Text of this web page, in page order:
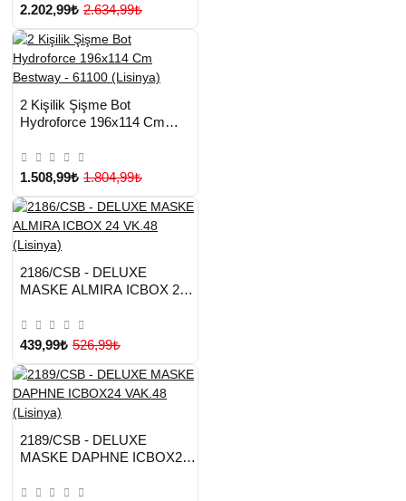
2.202,99₺ 2.634,99₺
TESLİMAT
2 Kişilik Şişme Bot
Hydroforce 196x114 Cm
1.508,99₺ 1.804,99₺
TESLİMAT
2186/CSB - DELUXE
MASKE ALMIRA ICBOX 24
439,99₺ 526,99₺
TESLİMAT
2189/CSB - DELUXE
MASKE DAPHNE ICBOX24